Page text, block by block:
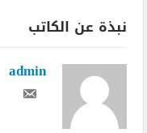
نبذة عن الكاتب
admin